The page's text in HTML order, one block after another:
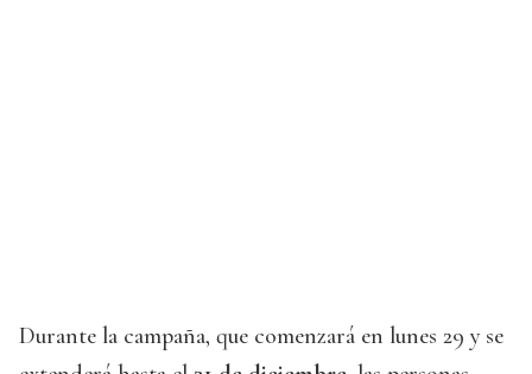
Durante la campaña, que comenzará en lunes 29 y se